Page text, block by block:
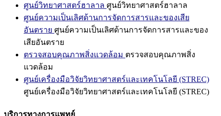
ศูนย์วิทยาศาสตร์ฮาลาล ศูนย์วิทยาศาสตร์ฮาลาล
ศูนย์ความเป็นเลิศด้านการจัดการสารและของเสีย
อันตราย ศูนย์ความเป็นเลิศด้านการจัดการสารและของ
เสียอันตราย
ตรวจสอบคุณภาพสิ่งแวดล้อม ตรวจสอบคุณภาพสิ่ง
แวดล้อม
ศูนย์เครื่องมือวิจัยวิทยาศาสตร์และเทคโนโลยี (STREC)
ศูนย์เครื่องมือวิจัยวิทยาศาสตร์และเทคโนโลยี (STREC)
บริการทางการแพทย์